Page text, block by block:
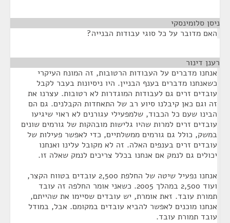
ניסן סלומינסקי
האם מדובר על כל סוגי עבודות הבנייה?
רענן דינור
אנחנו מדברים על העבודות הרטובות, זה המונח העיקרי
כשאנחנו מדברים בענף הבניין. היו ניסיונות בעבר לקבל
עובדים זרים גם לעבודות המוגדרות לא רטובות. עצרנו את
זה וגם כאן קיבלנו סיוע רב של התאחדות הקבלנים. גם הם
הבינו שעם כל הכבוד, שלמפעילי עגורנים לא ראוי שיגיעו
עובדים זרים למרות שהיו גלישות מובהקות של גורמים שונים
במשק, כולל גם גורמים ממשלתיים, כדי לאפשר פעילות של
עובדים זרים בענפים האלה. זה לא מקובל עלינו ואנחנו
יכולים גם לנמק אם אנחנו בכלל צריכים לנמק שאלה זו.
אנחנו נפעיל שיטה של החלפת 2,500 עובדים בטווח הקצר,
ועוד 2,500 במהלך 2005. כשאני אומר החלפה זה עובד
תמורת עובד. זאת אומרת, יש עובדים שסיימו את שהייתם,
אנחנו מוכנים לאפשר להביא עובדים במקומם. אבל, במודל
עובד תמורת עובד.